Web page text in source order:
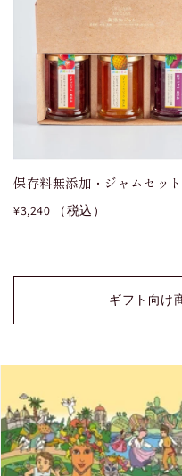
保存料無添加・ジャムセット
¥3,240 （税込）
ギフト向け